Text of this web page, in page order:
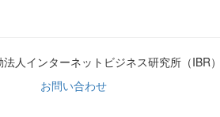
人インターネットビジネス研究所（IBR）
お問い合わせ